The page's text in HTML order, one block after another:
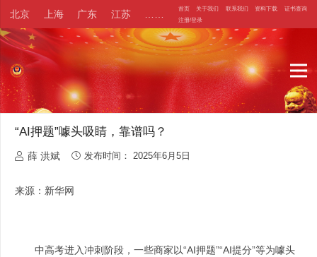
北京 上海 广东 江苏 首页 关于我们 联系我们 资料下载
证书查询
注册/登录
“AI押题”噱头吸睛，靠谱吗？
薛 洪斌 发布时间：2025年6月5日
来源：新华网
中高考进入冲刺阶段，一些商家以“AI押题”“AI提分”等为噱头